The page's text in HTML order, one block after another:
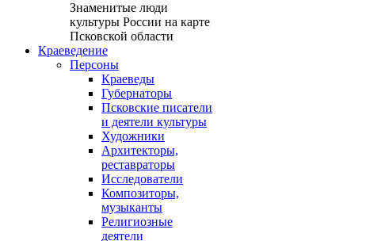
Знаменитые люди
культуры России на карте
Псковской области
Краеведение
Персоны
Краеведы
Губернаторы
Псковские писатели
и деятели культуры
Художники
Архитекторы,
реставраторы
Исследователи
Композиторы,
музыканты
Религиозные
деятели